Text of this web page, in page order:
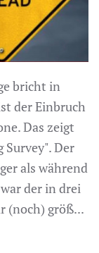
bricht in
der Einbruch
Das zeigt
Survey". Der
als während
der in drei
(noch) größ...